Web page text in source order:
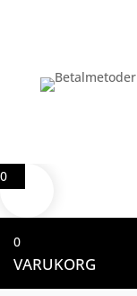
0
0
VARUKORG